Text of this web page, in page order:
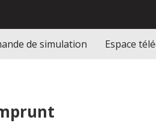
de simulation Espace